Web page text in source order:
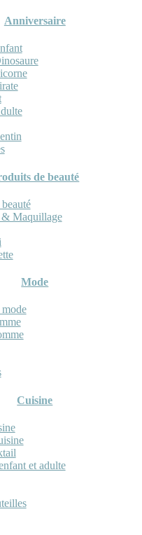
Anniversaire
de beauté
& Maquillage
Mode
Cuisine
et adulte